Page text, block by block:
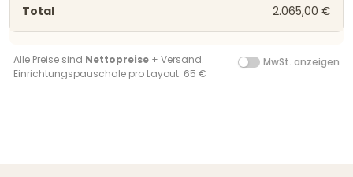
2.065,00 €
Alle Preise sind Nettopreise + Versand.
Einrichtungspauschale pro Layout: 65 €
MwSt. anzeigen